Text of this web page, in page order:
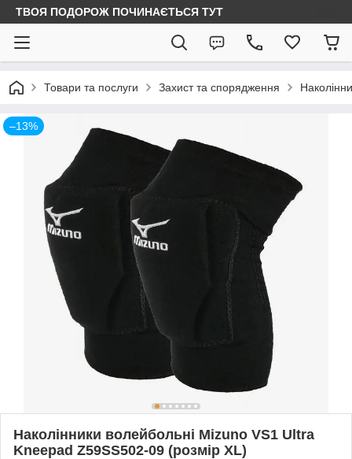
ТВОЯ ПОДОРОЖ ПОЧИНАЄТЬСЯ ТУТ
Товари та послуги Захист та спорядження
–13%
Наколінники волейбольні Mizuno VS1 Ultra
Kneepad Z59SS502-09 (розмір XL)